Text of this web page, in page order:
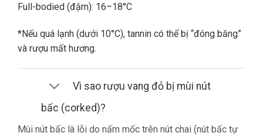
Full-bodied (đậm): 16–18°C
*Nếu quá lạnh (dưới 10°C), tannin có thể bị “đóng băng”
và rượu mất hương.
Vì sao rượu vang đỏ bị mùi nút
bấc (corked)?
Mùi nút bấc là lỗi do nấm mốc trên nút chai (nút bấc tự